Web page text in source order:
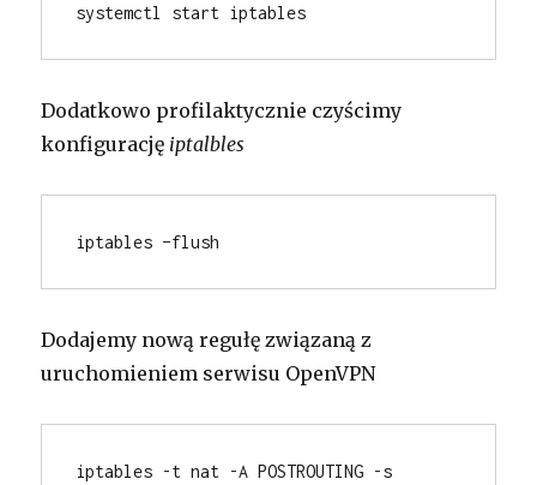
systemctl start iptables
Dodatkowo profilaktycznie czyścimy
konfigurację iptalbles
iptables –flush
Dodajemy nową regułę związaną z
uruchomieniem serwisu OpenVPN
iptables -t nat -A POSTROUTING -s